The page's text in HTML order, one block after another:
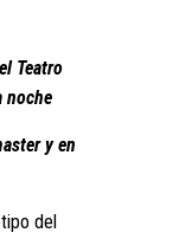
Teatro
noche
y en
del